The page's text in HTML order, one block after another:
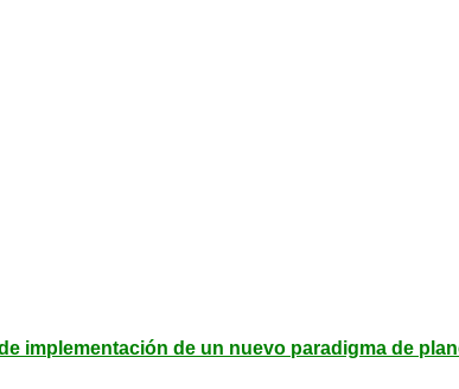
implementación de un nuevo paradigma de